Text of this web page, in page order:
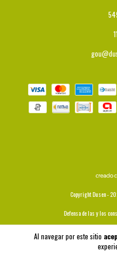
Al navegar por este sitio
Copyright Dusen -
Defensa de las y los